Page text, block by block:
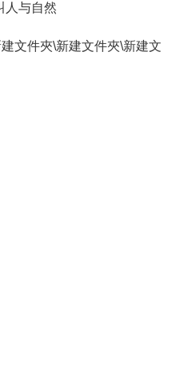
人与自然
文件夾\新建文件夾\新建文